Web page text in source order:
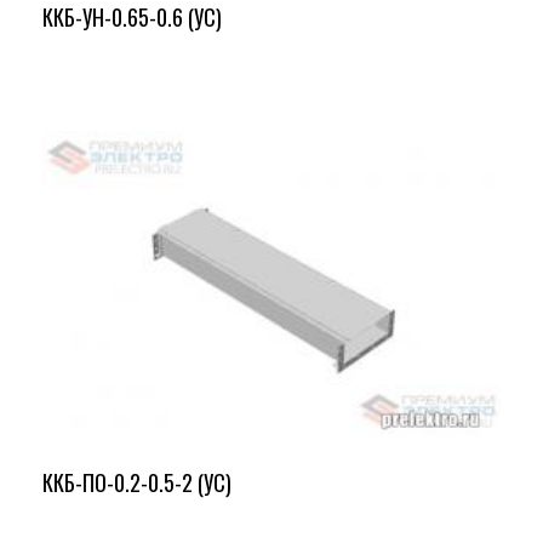
ККБ-УН-0.65-0.6 (УС)
ККБ-ПО-0.2-0.5-2 (УС)